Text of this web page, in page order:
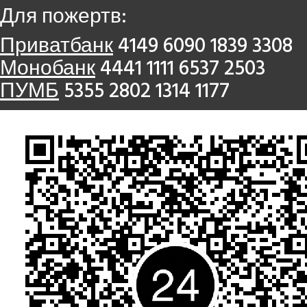
Для пожертв:
Приватбанк4149 6090 1839 3308
Монобанк4441 1111 6537 2503
ПУМБ5355 2802 1314 1177